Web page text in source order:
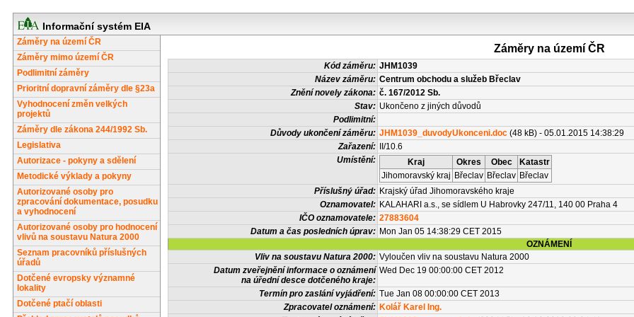
Informační systém EIA
Záměry na území ČR
Záměry mimo území ČR
Podlimitní záměry
Prioritní dopravní záměry dle §23a
Vyhodnocení změn velkých
projektů
Záměry dle zákona 244/1992 Sb.
Legislativa
Autorizace - pokyny a sdělení
Metodické výklady a pokyny
Autorizované osoby pro
zpracování dokumentace, posudku
a vyhodnocení
Autorizované osoby pro hodnocení
vlivů na soustavu Natura 2000
Seznam pracovníků příslušných
úřadů
Dotčené evropsky významné
lokality
Dotčené ptačí oblasti
Záměry na území ČR
Kód záměru: JHM1039
Název záměru: Centrum obchodu a služeb Břeclav
Znění novely zákona: č. 167/2012 Sb.
Stav: Ukončeno z jiných důvodů
Podlimitní:
Důvody ukončení záměru: JHM1039_duvodyUkonceni.doc (48 kB) - 05.01.2015 14:38:29
Zařazení:
II/10.6
Umístění:
Kraj Okres Obec
Katastr
Jihomoravský kraj Břeclav Břeclav Břeclav
Příslušný úřad: Krajský úřad Jihomoravského kraje
Oznamovatel: KALAHARI a.s., se sídlem U Habrovky 247/11, 140 00 Praha 4
IČO oznamovatele: 27883604
Datum a čas posledních úprav: Mon Jan 05 14:38:29 CET 2015
OZNÁMENÍ
Vliv na soustavu Natura 2000: Vyloučen vliv na soustavu Natura 2000
Datum zveřejnění informace o oznámení
na úřední desce dotčeného kraje:
Wed Dec 19 00:00:00 CET 2012
Termín pro zaslání vyjádření: Tue Jan 08 00:00:00 CET 2013
Zpracovatel oznámení: Kolář Karel Ing.